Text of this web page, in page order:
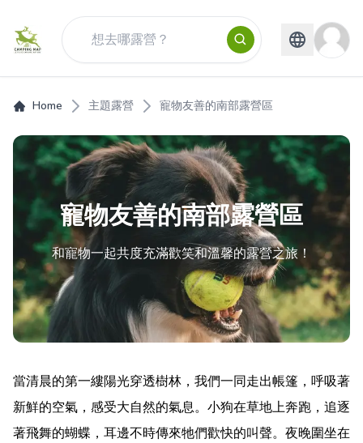
Home 主題露營 寵物友善的南部露營區
寵物友善的南部露營區
和寵物一起共度充滿歡笑和溫馨的露營之旅！
當清晨的第一縷陽光穿透樹林，我們一同走出帳篷，呼吸著
新鮮的空氣，感受大自然的氣息。小狗在草地上奔跑，追逐
著飛舞的蝴蝶，耳邊不時傳來牠們歡快的叫聲。夜晚圍坐在